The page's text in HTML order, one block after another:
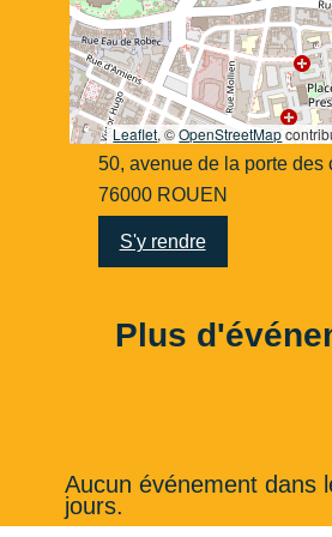
Leaflet, ©OpenStreetMap
50, avenue de la porte des
76000 ROUEN
S'y rendre
Plus
Aucun événement dans
jours.